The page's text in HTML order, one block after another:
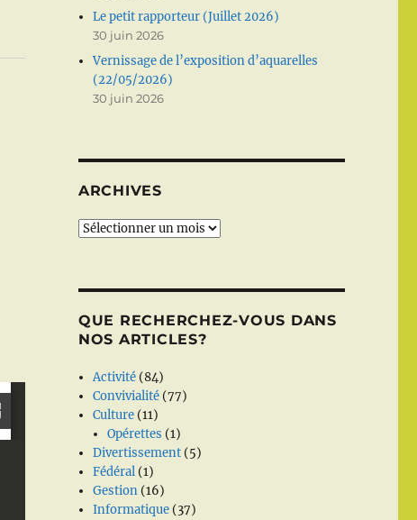
Le petit rapporteur (Juillet 2026)
30 juin 2026
Vernissage de l’exposition d’aquarelles
(22/05/2026)
30 juin 2026
ARCHIVES
Archives
QUE RECHERCHEZ-VOUS DANS
NOS ARTICLES?
Activité (84)
Convivialité (77)
Culture (11)
Opérettes (1)
Divertissement (5)
Fédéral (1)
Gestion (16)
Informatique (37)